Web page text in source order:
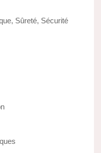
Sûreté, Sécurité